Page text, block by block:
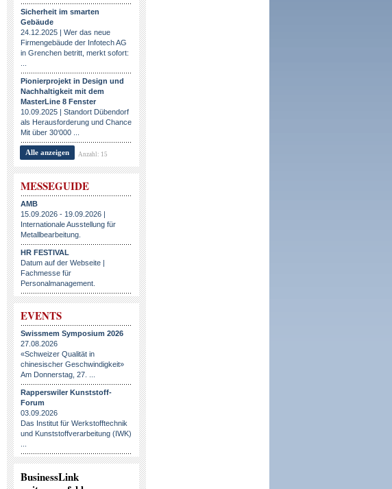
Sicherheit im smarten
Gebäude
24.12.2025 | Wer das neue
Firmengebäude der Infotech AG
in Grenchen betritt, merkt sofort:
Pionierprojekt in Design und
Nachhaltigkeit mit dem
MasterLine 8 Fenster
10.09.2025 | Standort Dübendorf
als Herausforderung und Chance
Mit über 30‘000 ...
Alle anzeigen Anzahl: 15
MESSEGUIDE
AMB
15.09.2026 - 19.09.2026 |
Internationale Ausstellung für
Metallbearbeitung.
HR FESTIVAL
Datum auf der Webseite |
Fachmesse für
Personalmanagement.
EVENTS
Swissmem Symposium 2026
27.08.2026
«Schweizer Qualität in
chinesischer Geschwindigkeit»
Am Donnerstag, 27. ...
Rapperswiler Kunststoff-
Forum
03.09.2026
Das Institut für Werkstofftechnik
und Kunststoffverarbeitung (IWK)
BusinessLink